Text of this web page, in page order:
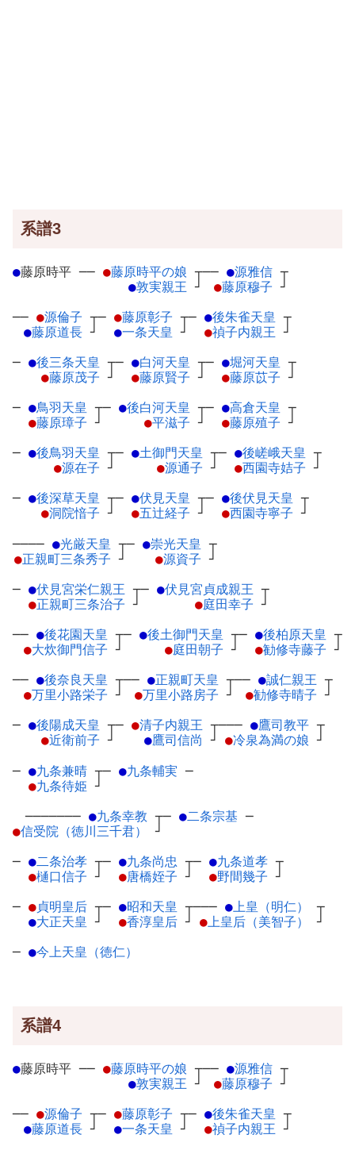
系譜3
●藤原時平 ── ●藤原時平の娘 ┬
●敦実親王 ┘
── ●源雅信 ┬
●藤原穆子 ┘
── ●源倫子 ┬
●藤原道長 ┘
─ ●藤原彰子 ┬
●一条天皇 ┘
─ ●後朱雀天皇 ┬
●禎子内親王 ┘
─ ●後三条天皇 ┬
●藤原茂子 ┘
─ ●白河天皇 ┬
●藤原賢子 ┘
─ ●堀河天皇 ┬
●藤原苡子 ┘
─ ●鳥羽天皇 ┬
●藤原璋子 ┘
─ ●後白河天皇 ┬
●平滋子 ┘
─ ●高倉天皇 ┬
●藤原殖子 ┘
─ ●後鳥羽天皇 ┬
●源在子 ┘
─ ●土御門天皇 ┬
●源通子 ┘
─ ●後嵯峨天皇 ┬
●西園寺姞子 ┘
─ ●後深草天皇 ┬
●洞院愔子 ┘
─ ●伏見天皇 ┬
●五辻経子 ┘
─ ●後伏見天皇 ┬
●西園寺寧子 ┘
──── ●光厳天皇 ┬
●正親町三条秀子 ┘
─ ●崇光天皇 ┬
●源資子 ┘
─ ●伏見宮栄仁親王 ┬
●正親町三条治子 ┘
─ ●伏見宮貞成親王 ┬
●庭田幸子 ┘
── ●後花園天皇 ┬
●大炊御門信子 ┘
─ ●後土御門天皇 ┬
●庭田朝子 ┘
─ ●後柏原天皇 ┬
●勧修寺藤子 ┘
── ●後奈良天皇 ┬
●万里小路栄子 ┘
── ●正親町天皇 ┬
●万里小路房子 ┘
── ●誠仁親王 ┬
●勧修寺晴子 ┘
─ ●後陽成天皇 ┬
●近衛前子 ┘
─ ●清子内親王 ┬
●鷹司信尚 ┘
─── ●鷹司教平 ┬
●冷泉為満の娘 ┘
─ ●九条兼晴 ┬
●九条待姫 ┘
─ ●九条輔実 ─
─────── ●九条幸教 ┬
●信受院（徳川三千君） ┘
─ ●二条宗基 ─
─ ●二条治孝 ┬
●樋口信子 ┘
─ ●九条尚忠 ┬
●唐橋姪子 ┘
─ ●九条道孝 ┬
●野間幾子 ┘
─ ●貞明皇后 ┬
●大正天皇 ┘
─ ●昭和天皇 ┬
●香淳皇后 ┘
─── ●上皇（明仁）
┬
●上皇后（美智子） ┘
─ ●今上天皇（徳仁）
系譜4
●藤原時平 ── ●藤原時平の娘 ┬
●敦実親王 ┘
── ●源雅信 ┬
●藤原穆子 ┘
── ●源倫子 ┬
●藤原道長 ┘
─ ●藤原彰子 ┬
●一条天皇 ┘
─ ●後朱雀天皇 ┬
●禎子内親王 ┘